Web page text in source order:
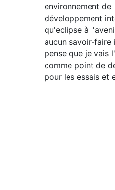
environnement de
développement
qu'eclipse à
aucun savoir-faire
pense que je vais
comme point de
pour les essais et